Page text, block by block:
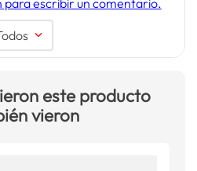
para escribir un comentario.
este producto
vieron